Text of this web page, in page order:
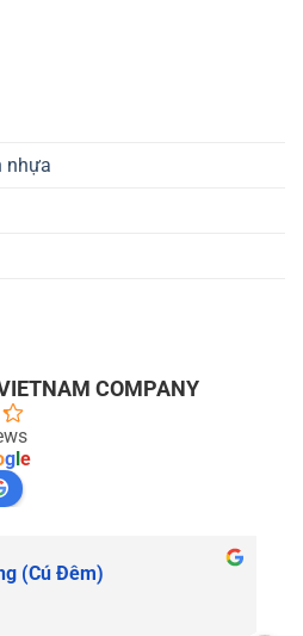
nhựa
COMPANY
g e
(Cú Đêm)